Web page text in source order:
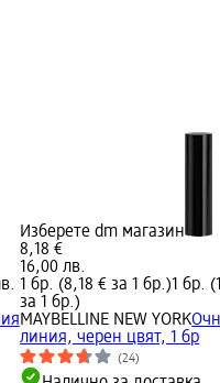
Изберете dm магазин
8,18 €
16,00 лв.
1 бр. (8,18 € за 1 бр.)1 бр.
за 1 бр.)
MAYBELLINE NEW YORK
линия, черен цвят, 1 бр
(24)